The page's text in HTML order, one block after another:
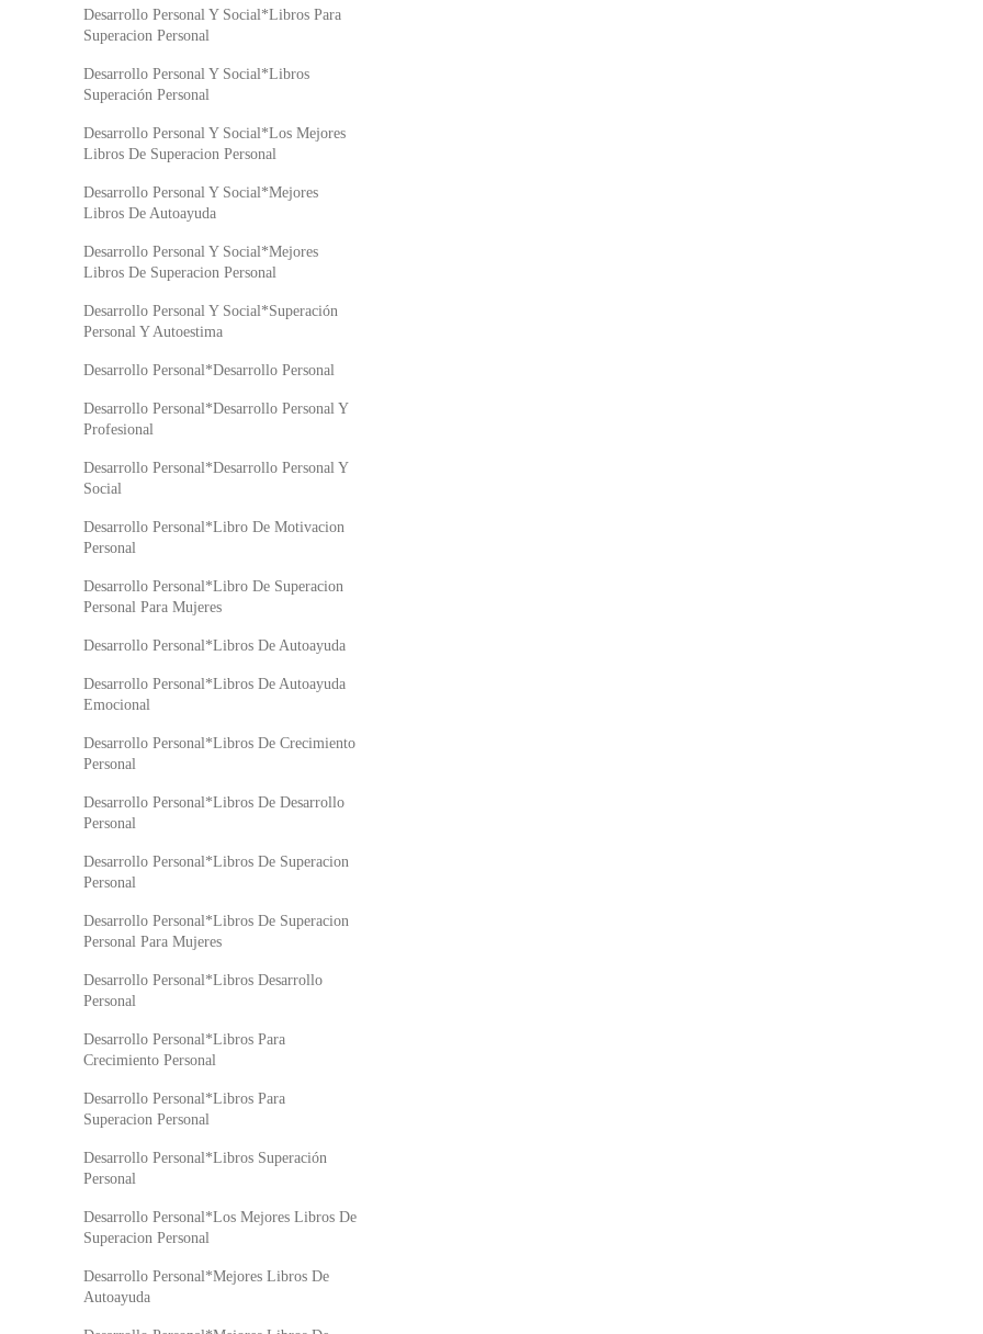
Desarrollo Personal Y Social*Libros Para
Superacion Personal
Desarrollo Personal Y Social*Libros
Superación Personal
Desarrollo Personal Y Social*Los Mejores
Libros De Superacion Personal
Desarrollo Personal Y Social*Mejores
Libros De Autoayuda
Desarrollo Personal Y Social*Mejores
Libros De Superacion Personal
Desarrollo Personal Y Social*Superación
Personal Y Autoestima
Desarrollo Personal*Desarrollo Personal
Desarrollo Personal*Desarrollo Personal Y
Profesional
Desarrollo Personal*Desarrollo Personal Y
Social
Desarrollo Personal*Libro De Motivacion
Personal
Desarrollo Personal*Libro De Superacion
Personal Para Mujeres
Desarrollo Personal*Libros De Autoayuda
Desarrollo Personal*Libros De Autoayuda
Emocional
Desarrollo Personal*Libros De Crecimiento
Personal
Desarrollo Personal*Libros De Desarrollo
Personal
Desarrollo Personal*Libros De Superacion
Personal
Desarrollo Personal*Libros De Superacion
Personal Para Mujeres
Desarrollo Personal*Libros Desarrollo
Personal
Desarrollo Personal*Libros Para
Crecimiento Personal
Desarrollo Personal*Libros Para
Superacion Personal
Desarrollo Personal*Libros Superación
Personal
Desarrollo Personal*Los Mejores Libros De
Superacion Personal
Desarrollo Personal*Mejores Libros De
Autoayuda